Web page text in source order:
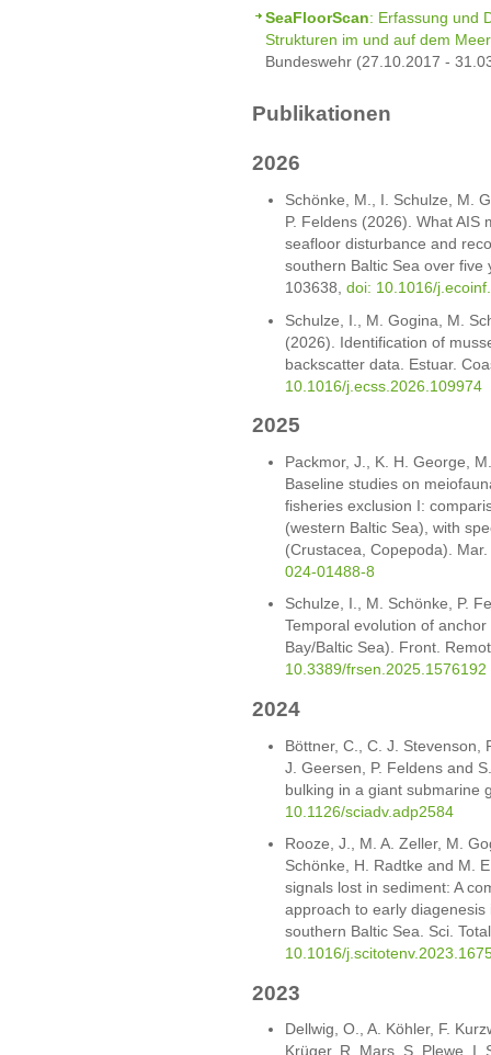
SeaFloorScan: Erfassung und
Strukturen im und auf dem
Bundeswehr (27.10.2017 -
Publikationen
2026
Schönke, M., I. Schulze, M.
P. Feldens (2026). What AIS
seafloor disturbance and
southern Baltic Sea over five
103638, doi: 10.1016/
Schulze, I., M. Gogina, M.
(2026). Identification of
backscatter data. Estuar.
10.1016/j.ecss.2026.109974
2025
Packmor, J., K. H. George,
Baseline studies on
fisheries exclusion I:
(western Baltic Sea), with
(Crustacea, Copepoda).
024-01488-8
Schulze, I., M. Schönke, P.
Temporal evolution of
Bay/Baltic Sea). Front.
10.3389/frsen.2025.1576192
2024
Böttner, C., C. J. Stevenson,
J. Geersen, P. Feldens and
bulking in a giant submarine
10.1126/sciadv.adp2584
Rooze, J., M. A. Zeller, M.
Schönke, H. Radtke and M.
signals lost in sediment: A
approach to early
southern Baltic Sea. Sci.
10.1016/
2023
Dellwig, O., A. Köhler, F.
Krüger, R. Mars, S. Plewe, I.